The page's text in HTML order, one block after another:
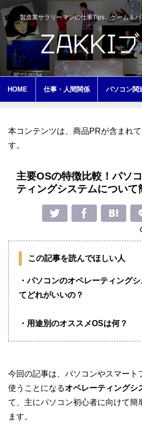
製造業サラリーマンの仕事Tips、ゲーム＆
HOME 仕事・人間関係 パソコン関
本コンテンツは、商品PRが含まれ
す。
主要OSの特徴比較！パソ
ティングシステムについて
この記事を読んでほしい人
・パソコンのオペレーティング
てどれがいいの？
・用途別のオススメOSは何？
今回の記事は、パソコンやスマート
使うことになるオペレーティングシ
て、主にパソコン初心者に向けて簡
ます。